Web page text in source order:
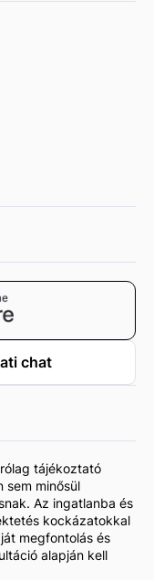
chat
tájékoztató
sem minősül
Az ingatlanba és
kockázatokkal
megfontolás és
alapján kell